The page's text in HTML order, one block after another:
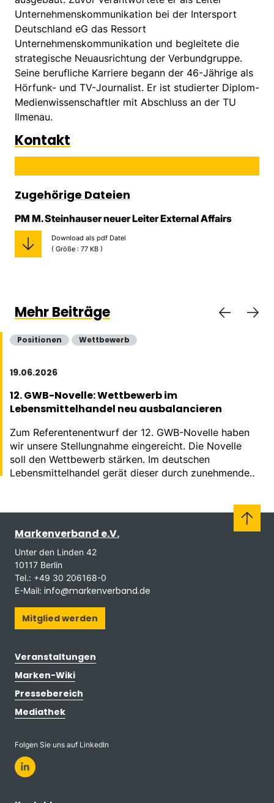
Unternehmenskommunikation bei der Intersport
Deutschland eG das Ressort
Unternehmenskommunikation und begleitete die
strategische Neuausrichtung der Verbundgruppe.
Seine berufliche Karriere begann der 46-Jährige als
Hörfunk- und TV-Journalist. Er ist studierter Diplom-
Medienwissenschaftler mit Abschluss an der TU
Ilmenau.
Kontakt
Zugehörige Dateien
PM M. Steinhauser neuer Leiter External Affairs
Download als pdf Datei
( Größe : 77 KB )
Mehr Beiträge
Positionen Wettbewerb
19.06.2026
12. GWB-Novelle: Wettbewerb im
Lebensmittelhandel neu ausbalancieren
Zum Referentenentwurf der 12. GWB-Novelle haben
wir unsere Stellungnahme eingereicht. Die Novelle
soll den Wettbewerb stärken. Im deutschen
Lebensmittelhandel gerät dieser durch zunehmende
Markenverband e.V.
Unter den Linden 42
10117 Berlin
Tel.: +49 30 206168-0
E-Mail: info@markenverband.de
Mitglied werden
Veranstaltungen
Marken-Wiki
Pressebereich
Mediathek
Folgen Sie uns auf LinkedIn